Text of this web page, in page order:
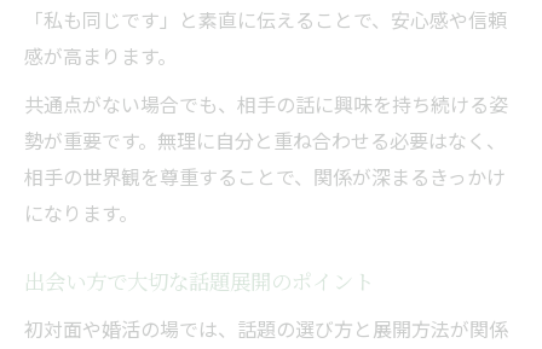
「私も同じです」と素直に伝えることで、安心感や信頼
感が高まります。
共通点がない場合でも、相手の話に興味を持ち続ける姿
勢が重要です。無理に自分と重ね合わせる必要はなく、
相手の世界観を尊重することで、関係が深まるきっかけ
になります。
出会い方で大切な話題展開のポイント
初対面や婚活の場では、話題の選び方と展開方法が関係